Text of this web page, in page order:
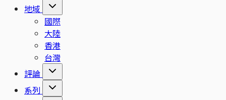
地域
國際
大陸
香港
台灣
評論
系列